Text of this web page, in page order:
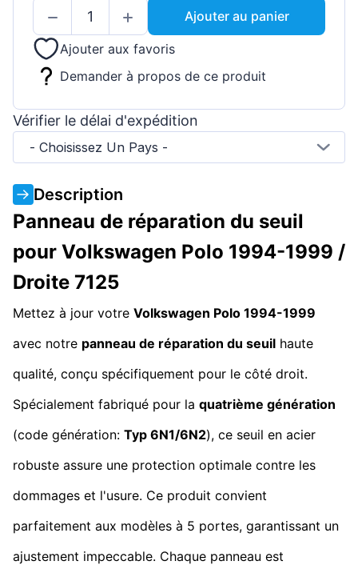
Ajouter au panier
Ajouter aux favoris
Demander à propos de ce produit
Vérifier le délai d'expédition
- Choisissez Un Pays -
Description
Panneau de réparation du seuil
pour Volkswagen Polo 1994-1999 /
Droite 7125
Mettez à jour votre Volkswagen Polo 1994-1999
avec notre panneau de réparation du seuil haute
qualité, conçu spécifiquement pour le côté droit.
Spécialement fabriqué pour la quatrième génération
(code génération: Typ 6N1/6N2), ce seuil en acier
robuste assure une protection optimale contre les
dommages et l'usure. Ce produit convient
parfaitement aux modèles à 5 portes, garantissant un
ajustement impeccable. Chaque panneau est